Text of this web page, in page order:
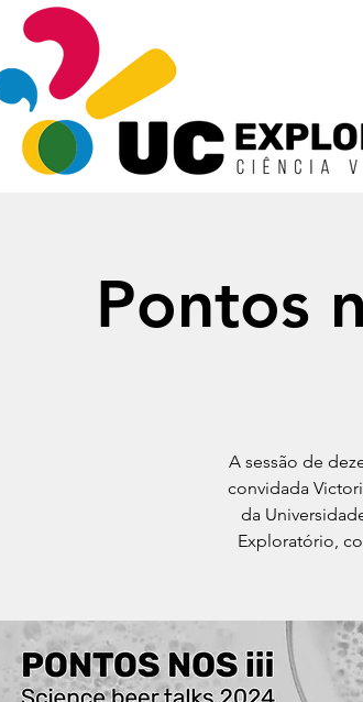
Pontos
A sessão de
convidada
da
Exploratório,